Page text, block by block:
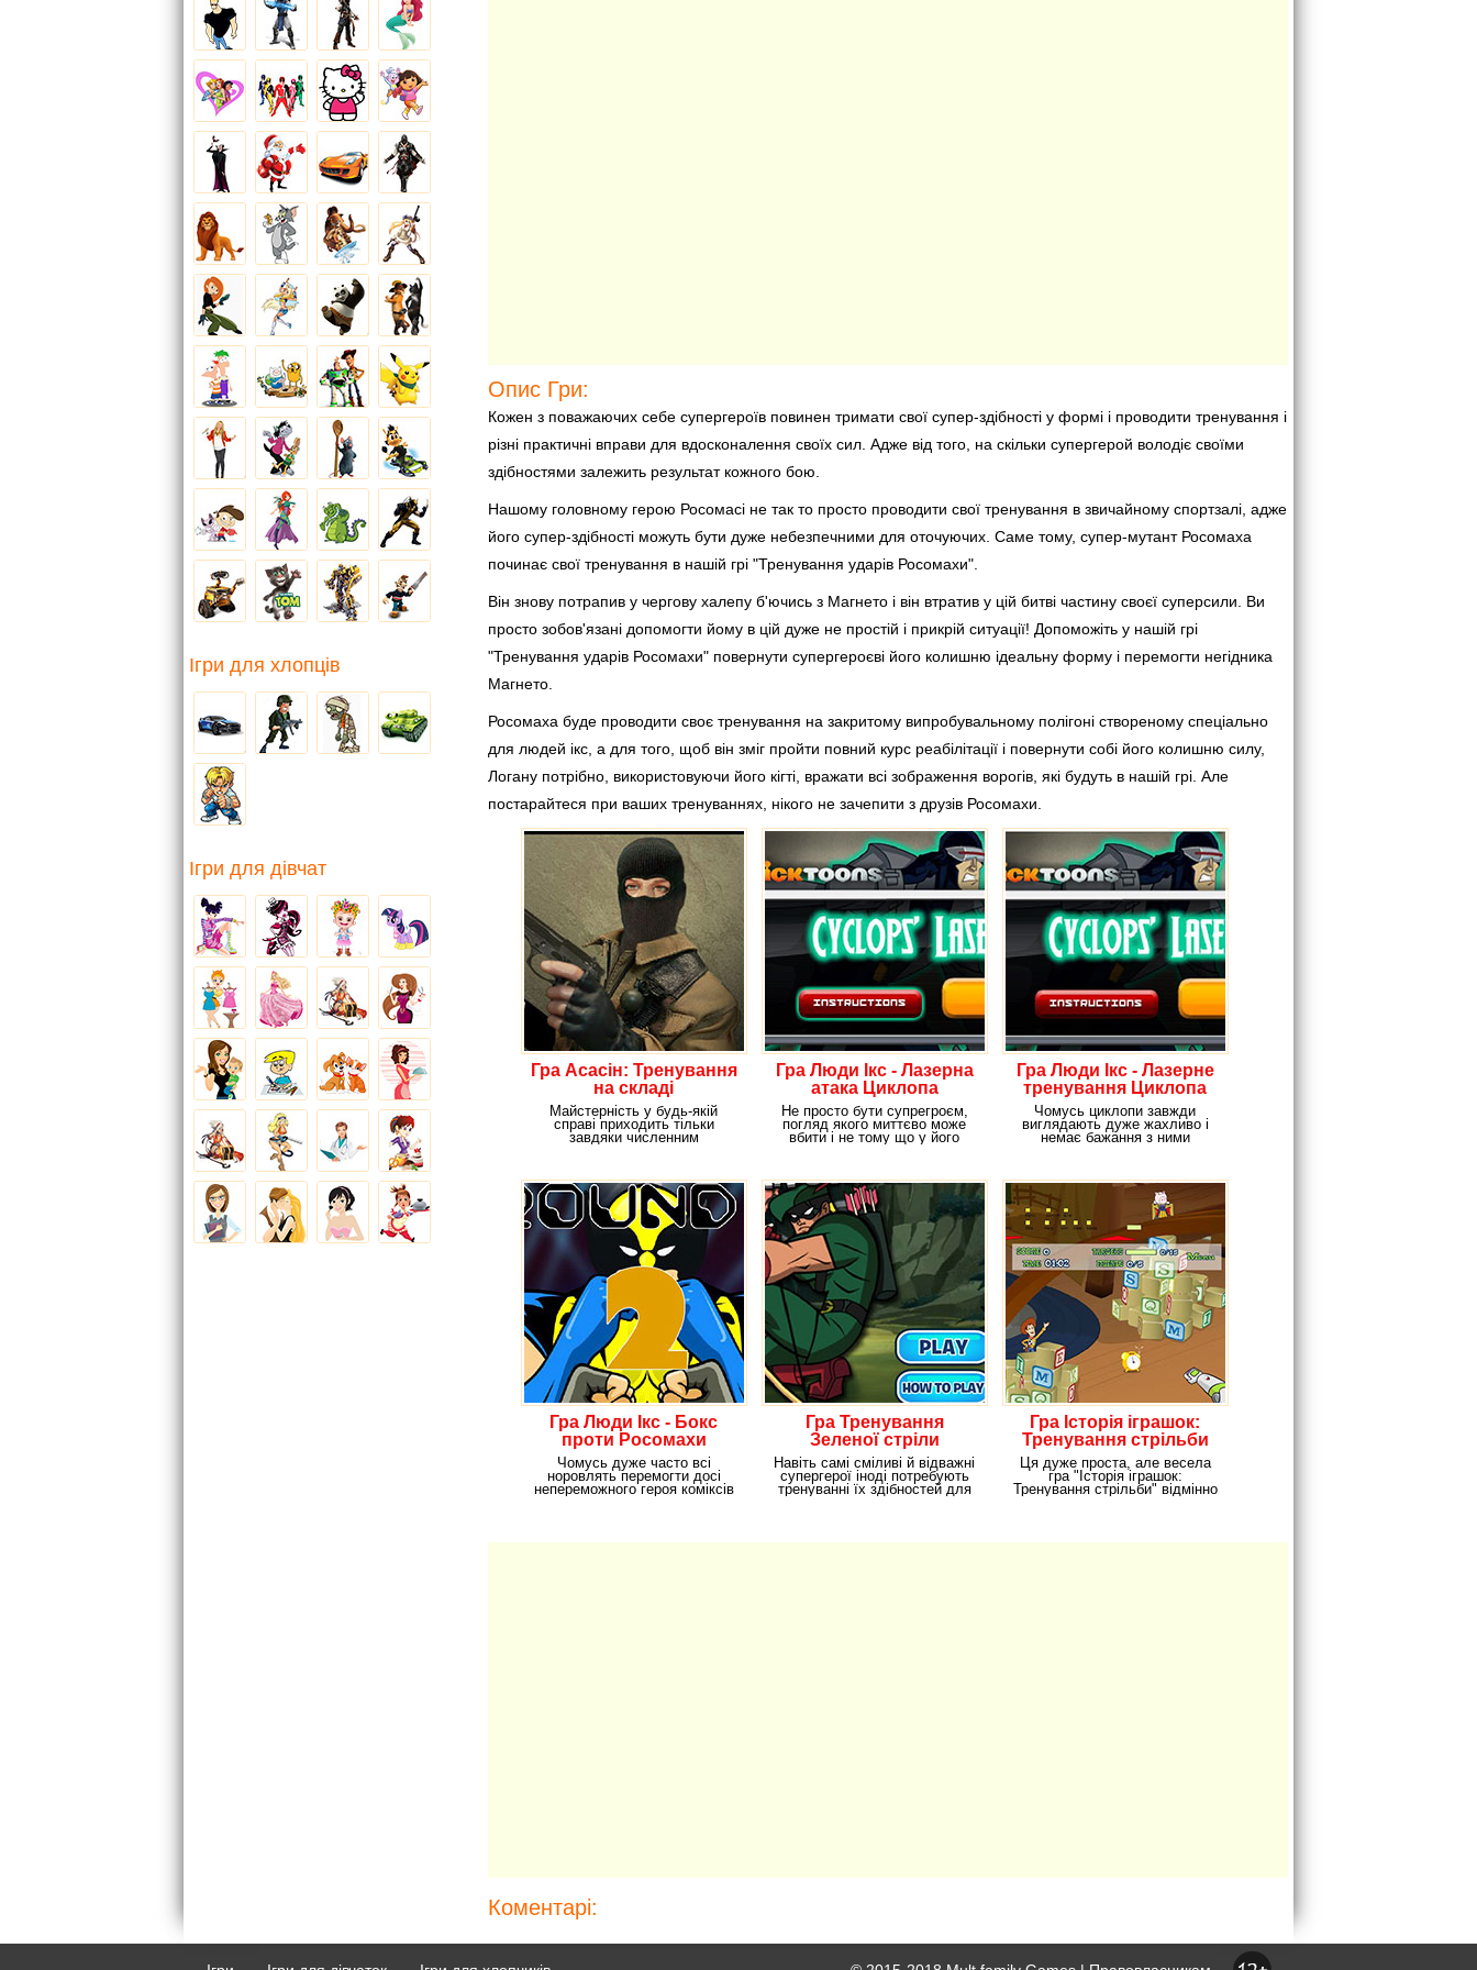
Опис Гри:
Кожен з поважаючих себе супергероїв повинен тримати свої супер-здібності у формі і проводити тренування і
різні практичні вправи для вдосконалення своїх сил. Адже від того, на скільки супергерой володіє своїми
здібностями залежить результат кожного бою.
Нашому головному герою Росомасі не так то просто проводити свої тренування в звичайному спортзалі, адже
його супер-здібності можуть бути дуже небезпечними для оточуючих. Саме тому, супер-мутант Росомаха
починає свої тренування в нашій грі "Тренування ударів Росомахи".
Він знову потрапив у чергову халепу б'ючись з Магнето і він втратив у цій битві частину своєї суперсили. Ви
просто зобов'язані допомогти йому в цій дуже не простій і прикрій ситуації! Допоможіть у нашій грі
"Тренування ударів Росомахи" повернути супергероєві його колишню ідеальну форму і перемогти негідника
Магнето.
Росомаха буде проводити своє тренування на закритому випробувальному полігоні створеному спеціально
для людей ікс, а для того, щоб він зміг пройти повний курс реабілітації і повернути собі його колишню силу,
Логану потрібно, використовуючи його кігті, вражати всі зображення ворогів, які будуть в нашій грі. Але
постарайтеся при ваших тренуваннях, нікого не зачепити з друзів Росомахи.
Гра Асасін: Тренування
на складі
Майстерність у будь-якій
справі приходить тільки
завдяки численним
Гра Люди Ікс - Лазерна
атака Циклопа
Не просто бути супрегроєм,
погляд якого миттєво може
вбити і не тому що у його
Гра Люди Ікс - Лазерне
тренування Циклопа
Чомусь циклопи завжди
виглядають дуже жахливо і
немає бажання з ними
Гра Люди Ікс - Бокс
проти Росомахи
Чомусь дуже часто всі
норовлять перемогти досі
непереможного героя коміксів
Гра Тренування
Зеленої стріли
Навіть самі сміливі й відважні
супергерої іноді потребують
тренуванні їх здібностей для
Гра Історія іграшок:
Тренування стрільби
Ця дуже проста, але весела
гра "Історія іграшок:
Тренування стрільби" відмінно
Коментарі:
Ігри для хлопців
Ігри для дівчат